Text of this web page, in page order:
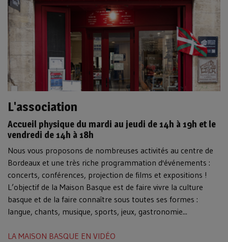
L'association
Accueil physique du mardi au jeudi de 14h à 19h et le
vendredi de 14h à 18h
Nous vous proposons de nombreuses activités au centre de
Bordeaux et une très riche programmation d'événements :
concerts, conférences, projection de films et expositions !
L’objectif de la Maison Basque est de faire vivre la culture
basque et de la faire connaître sous toutes ses formes :
langue, chants, musique, sports, jeux, gastronomie...
LA MAISON BASQUE EN VIDÉO